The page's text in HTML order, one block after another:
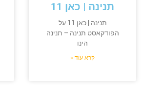
תנינה | כאן 11
תנינה | כאן 11 על
הפודקאסט תנינה – תנינה
הינו
קרא עוד »